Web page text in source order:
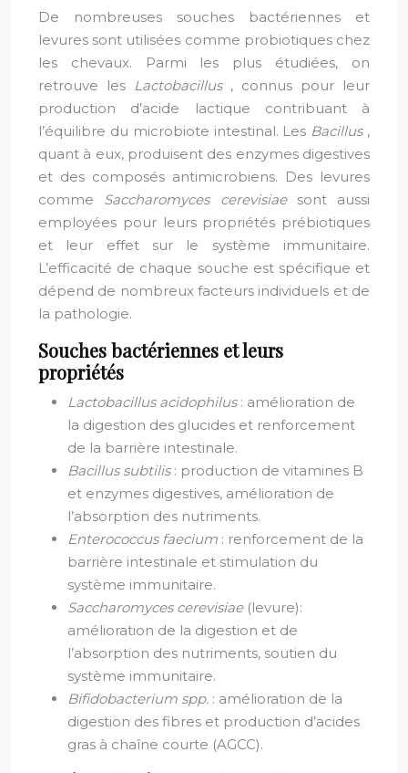
De nombreuses souches bactériennes et
levures sont utilisées comme probiotiques chez
les chevaux. Parmi les plus étudiées, on
retrouve les Lactobacillus , connus pour leur
production d’acide lactique contribuant à
l’équilibre du microbiote intestinal. Les Bacillus ,
quant à eux, produisent des enzymes digestives
et des composés antimicrobiens. Des levures
comme Saccharomyces cerevisiae sont aussi
employées pour leurs propriétés prébiotiques
et leur effet sur le système immunitaire.
L’efficacité de chaque souche est spécifique et
dépend de nombreux facteurs individuels et de
la pathologie.
Souches bactériennes et leurs
propriétés
Lactobacillus acidophilus : amélioration de
la digestion des glucides et renforcement
de la barrière intestinale.
Bacillus subtilis : production de vitamines B
et enzymes digestives, amélioration de
l’absorption des nutriments.
Enterococcus faecium : renforcement de la
barrière intestinale et stimulation du
système immunitaire.
Saccharomyces cerevisiae (levure):
amélioration de la digestion et de
l’absorption des nutriments, soutien du
système immunitaire.
Bifidobacterium spp. : amélioration de la
digestion des fibres et production d’acides
gras à chaîne courte (AGCC).